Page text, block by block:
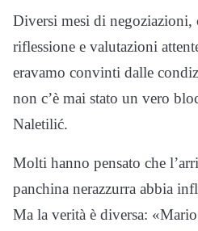
Diversi mesi di
riflessione e valutazioni
eravamo convinti dalle
non c’è mai stato un vero
Naletilić.
Molti hanno pensato che
panchina nerazzurra abbia
Ma la verità è diversa: